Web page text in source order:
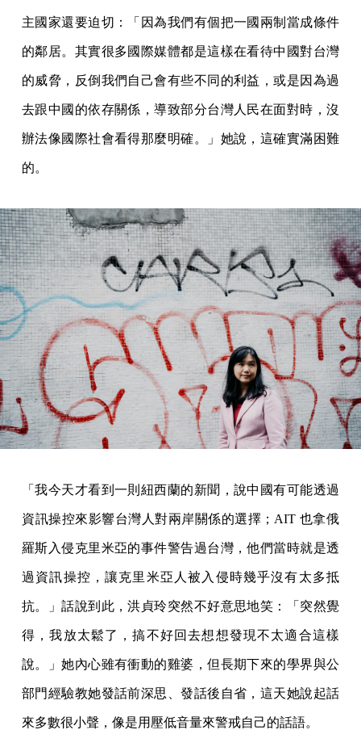
主國家還要迫切：「因為我們有個把一國兩制當成條件
的鄰居。其實很多國際媒體都是這樣在看待中國對台灣
的威脅，反倒我們自己會有些不同的利益，或是因為過
去跟中國的依存關係，導致部分台灣人民在面對時，沒
辦法像國際社會看得那麼明確。」她說，這確實滿困難
的。
「我今天才看到一則紐西蘭的新聞，說中國有可能透過
資訊操控來影響台灣人對兩岸關係的選擇；AIT 也拿俄
羅斯入侵克里米亞的事件警告過台灣，他們當時就是透
過資訊操控，讓克里米亞人被入侵時幾乎沒有太多抵
抗。」話說到此，洪貞玲突然不好意思地笑：「突然覺
得，我放太鬆了，搞不好回去想想發現不太適合這樣
說。」她內心雖有衝動的雞婆，但長期下來的學界與公
部門經驗教她發話前深思、發話後自省，這天她說起話
來多數很小聲，像是用壓低音量來警戒自己的話語。